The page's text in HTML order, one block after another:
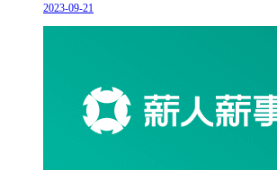
2023-09-21